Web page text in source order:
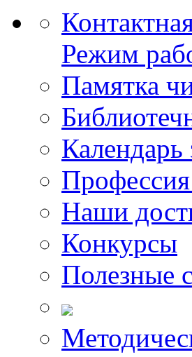
Режим
Памятка
Наши
Конкурсы
Полезные